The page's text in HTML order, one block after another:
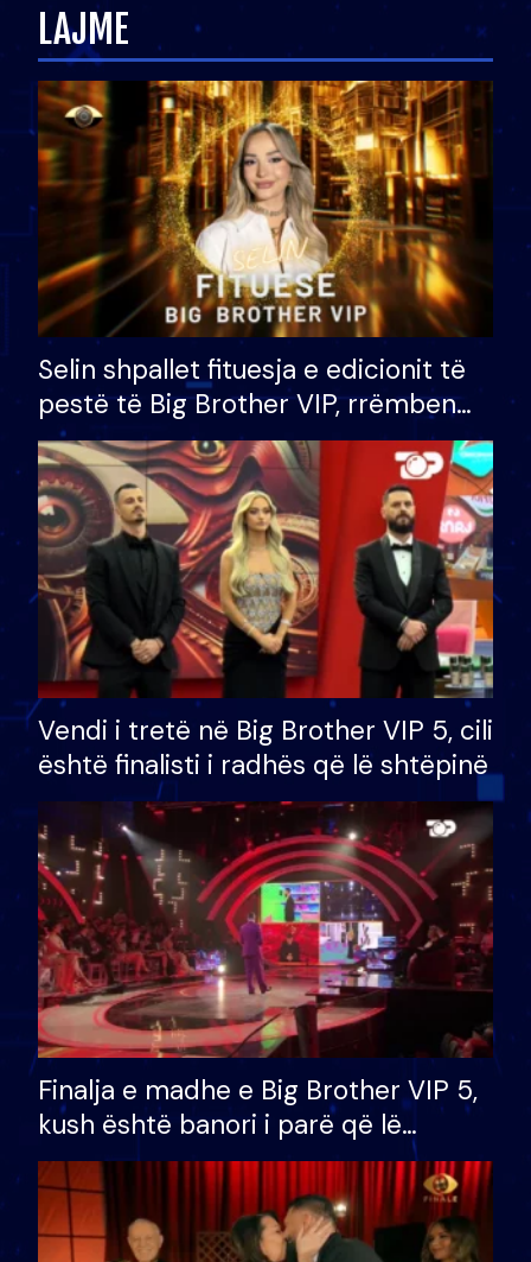
LAJME
Selin shpallet fituesja e edicionit të
pestë të Big Brother VIP, rrëmben
çmimin e madh prej 100 mijë eurosh
Vendi i tretë në Big Brother VIP 5, cili
është finalisti i radhës që lë shtëpinë
Finalja e madhe e Big Brother VIP 5,
kush është banori i parë që lë
shtëpinë dhe humb mundësinë për
të fituar çmimin e madh